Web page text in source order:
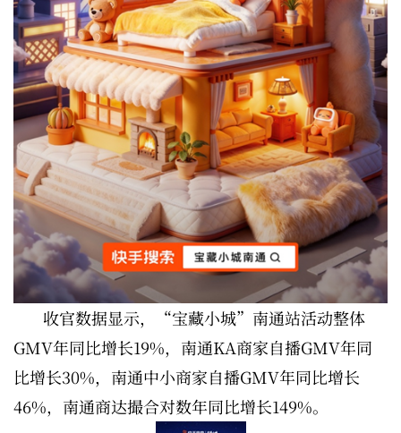
收官数据显示，“宝藏小城”南通站活动整体
GMV年同比增长19%，南通KA商家自播GMV年同
比增长30%，南通中小商家自播GMV年同比增长
46%，南通商达撮合对数年同比增长149%。